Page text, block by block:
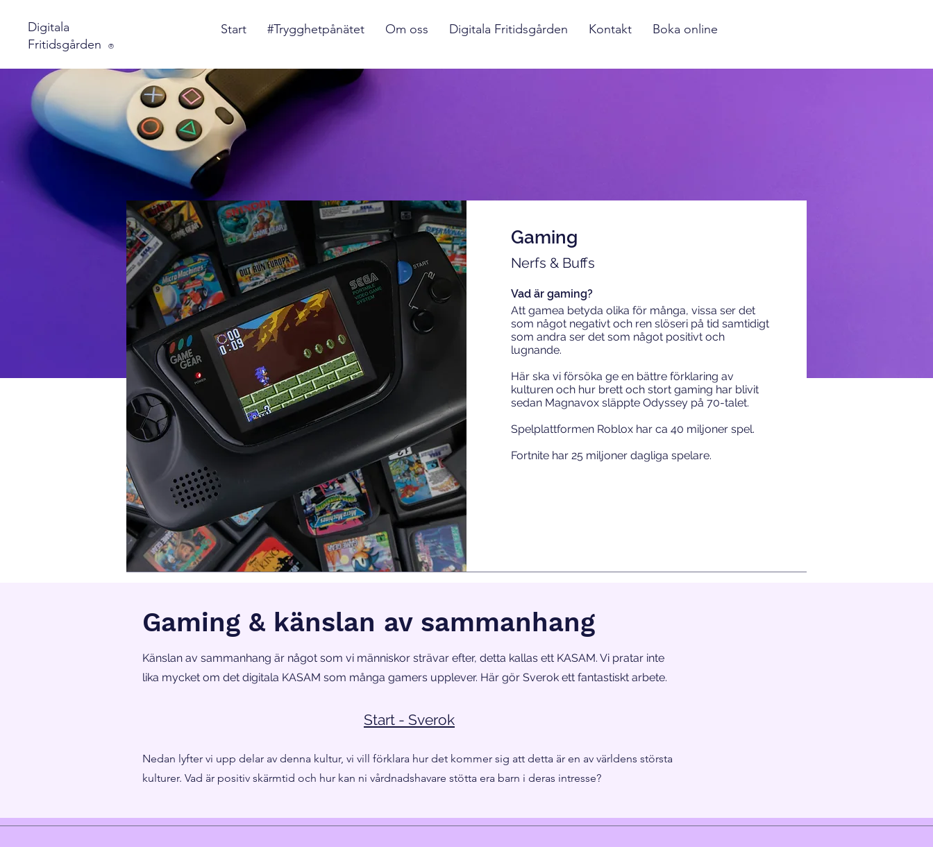
Digitala
Fritidsgården
®
Start #Trygghetpånätet Om oss Digitala Fritidsgården Kontakt Boka online
Gaming
Nerfs & Buffs
Vad är gaming?
Att gamea betyda olika för många, vissa ser det
som något negativt och ren slöseri på tid samtidigt
som andra ser det som något positivt och
lugnande.
Här ska vi försöka ge en bättre förklaring av
kulturen och hur brett och stort gaming har blivit
sedan Magnavox släppte Odyssey på 70-talet.
Spelplattformen Roblox har ca 40 miljoner spel.
Fortnite har 25 miljoner dagliga spelare.
Gaming & känslan av sammanhang
Känslan av sammanhang är något som vi människor strävar efter, detta kallas ett KASAM. Vi pratar inte
lika mycket om det digitala KASAM som många gamers upplever. Här gör Sverok ett fantastiskt arbete.
Start - Sverok
Nedan lyfter vi upp delar av denna kultur, vi vill förklara hur det kommer sig att detta är en av världens största
kulturer. Vad är positiv skärmtid och hur kan ni vårdnadshavare stötta era barn i deras intresse?